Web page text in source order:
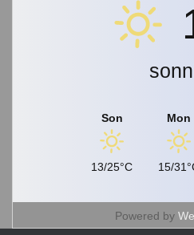
Son
13/25°C
Mon
15/
Powered by